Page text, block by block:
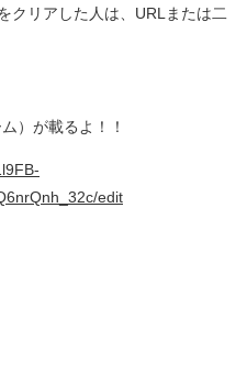
クリアした人は、URLまたは二
）が載るよ！！
edit